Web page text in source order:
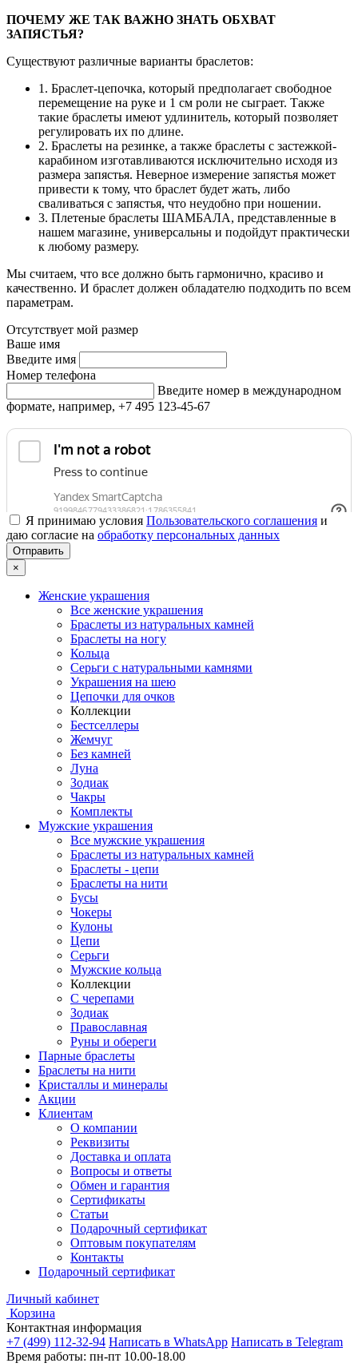
ПОЧЕМУ ЖЕ ТАК ВАЖНО ЗНАТЬ ОБХВАТ
ЗАПЯСТЬЯ?
Существуют различные варианты браслетов:
1. Браслет-цепочка, который предполагает свободное
перемещение на руке и 1 см роли не сыграет. Также
такие браслеты имеют удлинитель, который позволяет
регулировать их по длине.
2. Браслеты на резинке, а также браслеты с застежкой-
карабином изготавливаются исключительно исходя из
размера запястья. Неверное измерение запястья может
привести к тому, что браслет будет жать, либо
сваливаться с запястья, что неудобно при ношении.
3. Плетеные браслеты ШАМБАЛА, представленные в
нашем магазине, универсальны и подойдут практически
к любому размеру.
Мы считаем, что все должно быть гармонично, красиво и
качественно. И браслет должен обладателю подходить по всем
параметрам.
Отсутствует мой размер
Ваше имя
Введите имя
Номер телефона
Введите номер в международном
формате, например, +7 495 123-45-67
Я принимаю условия Пользовательского соглашения и
даю согласие на обработку персональных данных
×
Женские украшения
Все женские украшения
Браслеты из натуральных камней
Браслеты на ногу
Кольца
Серьги с натуральными камнями
Украшения на шею
Цепочки для очков
Коллекции
Бестселлеры
Жемчуг
Без камней
Луна
Зодиак
Чакры
Комплекты
Мужские украшения
Все мужские украшения
Браслеты из натуральных камней
Браслеты - цепи
Браслеты на нити
Бусы
Чокеры
Кулоны
Цепи
Серьги
Мужские кольца
Коллекции
С черепами
Зодиак
Православная
Руны и обереги
Парные браслеты
Браслеты на нити
Кристаллы и минералы
Акции
Клиентам
О компании
Реквизиты
Доставка и оплата
Вопросы и ответы
Обмен и гарантия
Сертификаты
Статьи
Подарочный сертификат
Оптовым покупателям
Контакты
Подарочный сертификат
Личный кабинет
Корзина
Контактная информация
+7 (499) 112-32-94 Написать в WhatsApp Написать в Telegram
Время работы: пн-пт 10.00-18.00